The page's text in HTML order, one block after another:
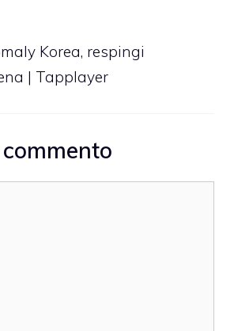
Korea, respingi
| Tapplayer